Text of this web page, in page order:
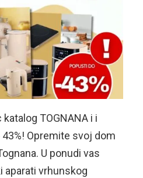
TOGNANA i i
Opremite svoj dom
U ponudi vas
aparati vrhunskog